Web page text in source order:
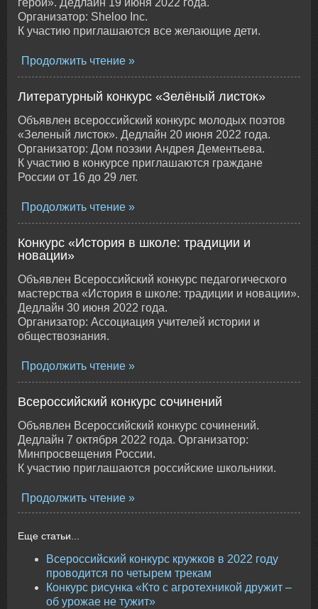
герой». Дедлайн 19 июня 2022 года.
Организатор: Sheloo Inc.
К участию приглашаются все желающие дети.
Продолжить чтение
Литературный конкурс «Зелёный листок»
Объявлен всероссийский конкурс молодых поэтов
«Зеленый листок». Дедлайн 20 июня 2022 года.
Организатор: Дом поэзии Андрея Дементьева.
К участию в конкурсе приглашаются граждане
России от 16 до 29 лет.
Продолжить чтение
Конкурс «История в школе: традиции и
новации»
Объявлен Всероссийский конкурс педагогического
мастерства «История в школе: традиции и новации».
Дедлайн 30 июня 2022 года.
Организатор: Ассоциация учителей истории и
обществознания.
Продолжить чтение
Всероссийский конкурс сочинений
Объявлен Всероссийский конкурс сочинений.
Дедлайн 7 октября 2022 года. Организатор:
Минпросвещения России.
К участию приглашаются российские школьники.
Продолжить чтение
Еще статьи...
Всероссийский конкурс кружков в 2022 году
проводится по четырем трекам
Конкурс рисунка «Кто с агротехникой дружит –
об урожае не тужит»